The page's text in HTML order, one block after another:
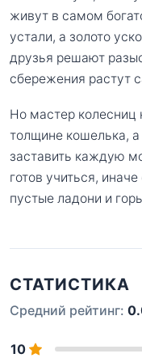
живут в самом
устали, а золото
друзья решают
сбережения растут
Но мастер колесниц
толщине кошелька,
заставить каждую
готов учиться,
пустые ладони и
СТАТИСТИКА
Средний рейтинг:
10